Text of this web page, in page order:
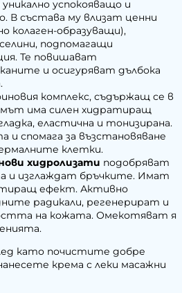
уникално успокояващо и
В състава му влизат ценни
колаген-образуващи),
подпомагащи
Те повишават
и осигуряват дълбока
комплекс, съдържащ се в
има силен хидратиращ
еластична и тонизирана.
и спомага за възстановяване
клетки.
хидролизати подобряват
и изглаждат бръчките. Имат
ефект. Активно
радикали, регенерират и
на кожата. Омекотяват я
като почистите добре
крема с леки масажни